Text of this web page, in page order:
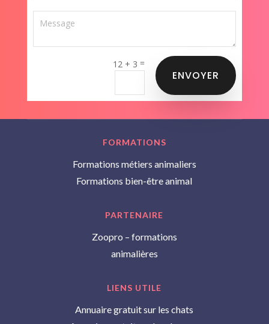
12 + 3 =
ENVOYER
FORMATIONS
Formations métiers animaliers
Formations bien-être animal
PARTENAIRE
Zoopro – formations
animalières
LIENS UTILE
Annuaire gratuit sur les chats